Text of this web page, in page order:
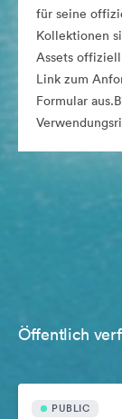
für seine
Kollektionen
Assets
Link zum
Formular
Öffentlich
PUBLIC